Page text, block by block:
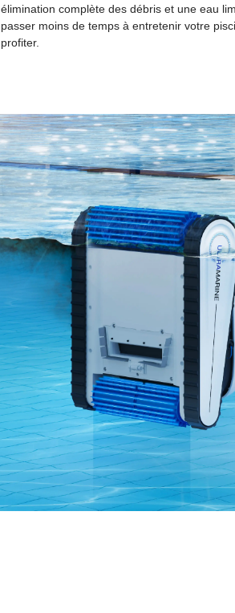
élimination complète des débris et une eau
passer moins de temps à entretenir votre
profiter.